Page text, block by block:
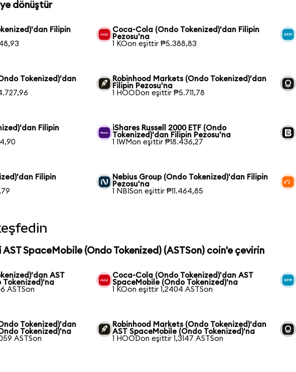
dönüştür
Filipin
Coca-Cola (Ondo Tokenized)'dan Filipin
Pezosu'na
1 KOon eşittir ₱5.388,83
Tokenized)'dan
Robinhood Markets (Ondo Tokenized)'dan
Filipin Pezosu'na
1 HOODon eşittir ₱5.711,78
Filipin
iShares Russell 2000 ETF (Ondo
Tokenized)'dan Filipin Pezosu'na
1 IWMon eşittir ₱18.436,27
Filipin
Nebius Group (Ondo Tokenized)'dan Filipin
Pezosu'na
1 NBISon eşittir ₱11.464,85
SpaceMobile (Ondo Tokenized) (ASTSon) coin'e çevirin
AST
Tokenized)'na
ASTSon
Coca-Cola (Ondo Tokenized)'dan AST
SpaceMobile (Ondo Tokenized)'na
1 KOon eşittir 1,2404 ASTSon
Tokenized)'dan
Tokenized)'na
ASTSon
Robinhood Markets (Ondo Tokenized)'dan
AST SpaceMobile (Ondo Tokenized)'na
1 HOODon eşittir 1,3147 ASTSon